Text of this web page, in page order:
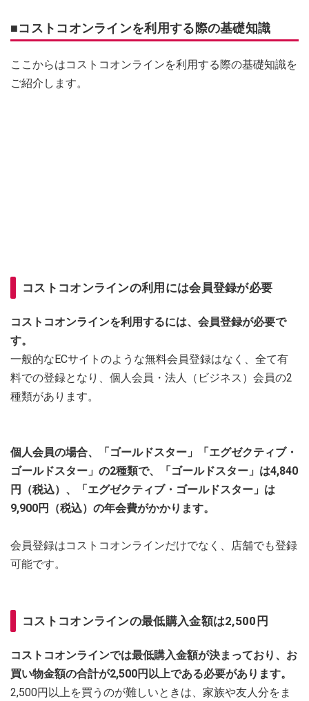
■コストコオンラインを利用する際の基礎知識
ここからはコストコオンラインを利用する際の基礎知識を
ご紹介します。
コストコオンラインの利用には会員登録が必要
コストコオンラインを利用するには、会員登録が必要で
す。
一般的なECサイトのような無料会員登録はなく、全て有
料での登録となり、個人会員・法人（ビジネス）会員の2
種類があります。
個人会員の場合、「ゴールドスター」「エグゼクティブ・
ゴールドスター」の2種類で、「ゴールドスター」は4,840
円（税込）、「エグゼクティブ・ゴールドスター」は
9,900円（税込）の年会費がかかります。
会員登録はコストコオンラインだけでなく、店舗でも登録
可能です。
コストコオンラインの最低購入金額は2,500円
コストコオンラインでは最低購入金額が決まっており、お
買い物金額の合計が2,500円以上である必要があります。
2,500円以上を買うのが難しいときは、家族や友人分をま